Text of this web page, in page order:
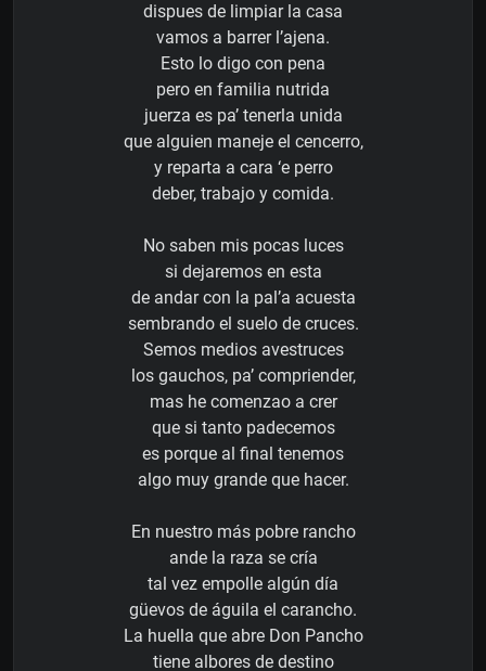
dispues de limpiar la casa
vamos a barrer l’ajena.
Esto lo digo con pena
pero en familia nutrida
juerza es pa’ tenerla unida
que alguien maneje el cencerro,
y reparta a cara ‘e perro
deber, trabajo y comida.
No saben mis pocas luces
si dejaremos en esta
de andar con la pal’a acuesta
sembrando el suelo de cruces.
Semos medios avestruces
los gauchos, pa’ compriender,
mas he comenzao a crer
que si tanto padecemos
es porque al final tenemos
algo muy grande que hacer.
En nuestro más pobre rancho
ande la raza se cría
tal vez empolle algún día
güevos de águila el carancho.
La huella que abre Don Pancho
tiene albores de destino